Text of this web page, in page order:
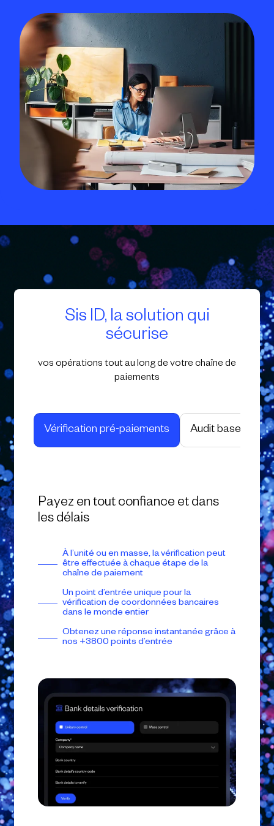
Sis ID, la solution qui
sécurise
vos opérations tout au long de votre chaîne de
paiements
Vérification pré-paiements Audit base tiers
Payez en tout confiance et dans
les délais
À l’unité ou en masse, la vérification peut
être effectuée à chaque étape de la
chaîne de paiement
Un point d’entrée unique pour la
vérification de coordonnées bancaires
dans le monde entier
Obtenez une réponse instantanée grâce à
nos +3800 points d’entrée